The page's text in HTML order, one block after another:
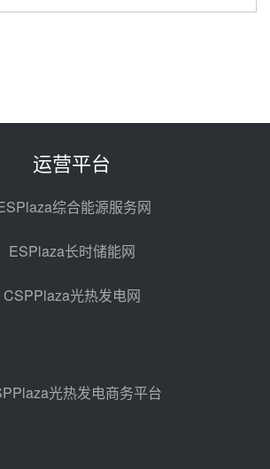
光热示范电站二列蒸汽发生器设备
热发电工程EPC总承包项目熔盐截
昊森机电中标新疆华电天山北麓基
地100MW光热发电工程EPC总承
包项目熔盐介质超声波流量计采购
前天 08-05 17:09
前天 08-05 14:48
运营平台
综合能源服务网
ESPlaza长时储能网
CSPPlaza光热发电网
光热发电商务平台